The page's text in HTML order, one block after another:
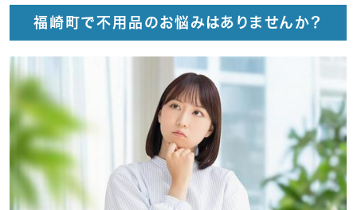
福崎町で不用品のお悩みはありませんか？